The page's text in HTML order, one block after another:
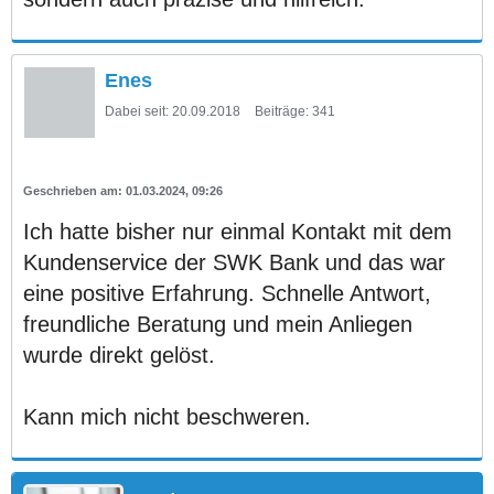
Enes
Dabei seit: 20.09.2018 Beiträge: 341
01.03.2024, 09:26
Ich hatte bisher nur einmal Kontakt mit dem
Kundenservice der SWK Bank und das war
eine positive Erfahrung. Schnelle Antwort,
freundliche Beratung und mein Anliegen
wurde direkt gelöst.
Kann mich nicht beschweren.